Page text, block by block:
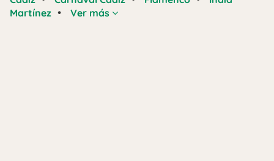
Martínez • Ver más